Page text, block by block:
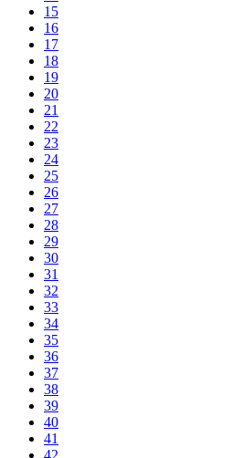
15
16
17
18
19
20
21
22
23
24
25
26
27
28
29
30
31
32
33
34
35
36
37
38
39
40
41